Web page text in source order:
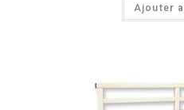
Ajouter